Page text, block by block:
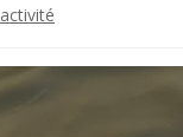
activité